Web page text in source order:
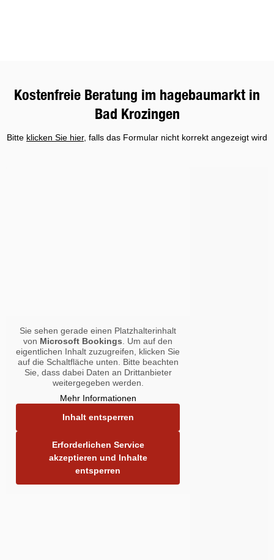
Kostenfreie Beratung im hagebaumarkt in
Bad Krozingen
Bitte klicken Sie hier, falls das Formular nicht korrekt angezeigt wird
Sie sehen gerade einen Platzhalterinhalt
von Microsoft Bookings . Um auf den
eigentlichen Inhalt zuzugreifen, klicken Sie
auf die Schaltfläche unten. Bitte beachten
Sie, dass dabei Daten an Drittanbieter
weitergegeben werden.
Mehr Informationen
Inhalt entsperren
Erforderlichen Service
akzeptieren und Inhalte
entsperren